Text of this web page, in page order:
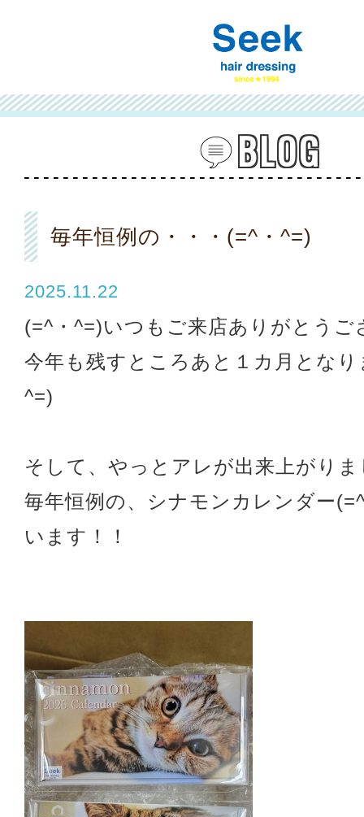
BLOG
毎年恒例の・・・(=^・^=)
2025.11.22
(=^・^=)いつもご来店ありがとうご
今年も残すところあと１カ月とな
^=)
そして、やっとアレが出来上がり
毎年恒例の、シナモンカレンダー
います！！